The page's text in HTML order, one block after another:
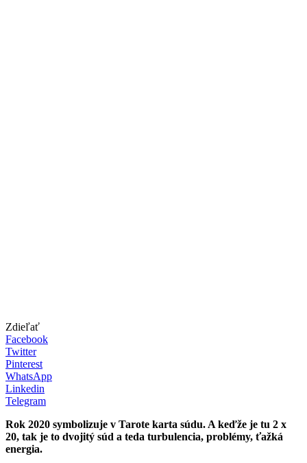
Zdieľať
Facebook
Twitter
Pinterest
WhatsApp
Linkedin
Telegram
Rok 2020 symbolizuje v Tarote karta súdu. A keďže je tu 2 x
20, tak je to dvojitý súd a teda turbulencia, problémy, ťažká
energia.